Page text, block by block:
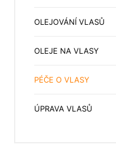
OLEJOVÁNÍ VLASŮ
OLEJE NA VLASY
PÉČE O VLASY
ÚPRAVA VLASŮ